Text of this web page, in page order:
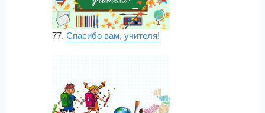
77. Спасибо вам, учителя!